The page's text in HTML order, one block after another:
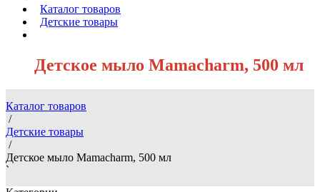
Каталог товаров
Детские товары
Детское мыло Mamacharm, 500 мл
Каталог товаров
/
Детские товары
/
Детское мыло Mamacharm, 500 мл
`